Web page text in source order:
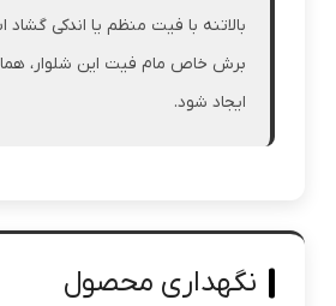
بالاتنه با فیت منظم یا اندکی گشاد
برش خاص مام فیت این شلوار،
ایجاد شود.
نگهداری محصول